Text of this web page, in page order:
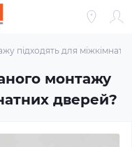
підходять для
монтажу
дверей?